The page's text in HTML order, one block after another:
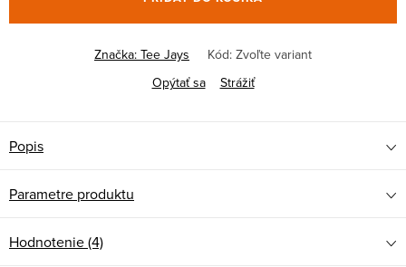
Značka: Tee Jays Kód: Zvoľte variant
Opýtať sa
Strážiť
Popis
Parametre produktu
Hodnotenie (4)